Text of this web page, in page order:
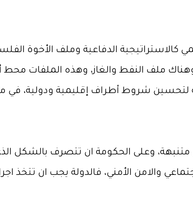
الدفاعية وملف الأخوة
ملف النفط والغاز، وهذه الملفات
لتحسين شروط أطراف إقليمية ودولية، في
وعلى الحكومة ان تتصرف بالشكل
والامن الأمني، فالدولة يجب ان تتخذ